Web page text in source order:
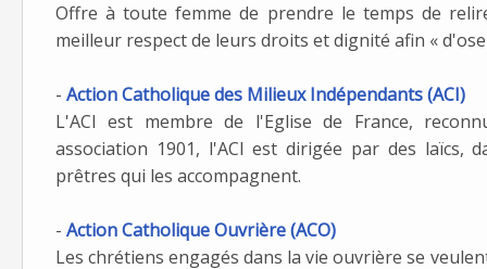
Offre à toute femme de prendre le temps de
meilleur respect de leurs droits et dignité afin «
- Action Catholique des Milieux Indépendants (ACI)
L'ACI est membre de l'Eglise de France,
association 1901, l'ACI est dirigée par des laïcs,
prêtres qui les accompagnent.
- Action Catholique Ouvrière (ACO)
Les chrétiens engagés dans la vie ouvrière se